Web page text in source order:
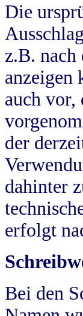
Die
z.B.
anzeigen
auch vor,
der
dahinter
erfolgt
Bei den